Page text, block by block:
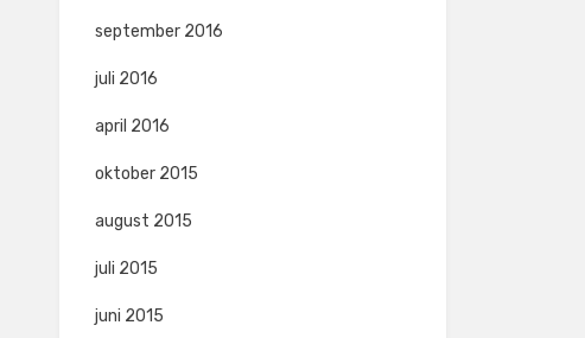
september 2016
juli 2016
april 2016
oktober 2015
august 2015
juli 2015
juni 2015